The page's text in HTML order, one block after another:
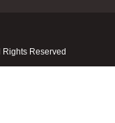
Reserved